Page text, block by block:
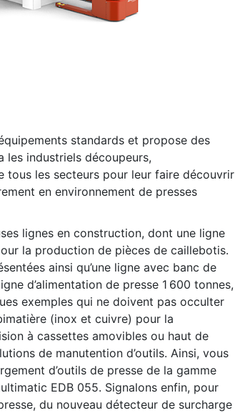
standards et propose des
les industriels découpeurs,
tous les secteurs pour leur faire découvrir
en environnement de presses
lignes en construction, dont une ligne
la production de pièces de caillebotis.
ainsi qu’une ligne avec banc de
d’alimentation de presse 1 600 tonnes,
exemples qui ne doivent pas occulter
(inox et cuivre) pour la
à cassettes amovibles ou haut de
de manutention d’outils. Ainsi, vous
d’outils de presse de la gamme
EDB 055. Signalons enfin, pour
du nouveau détecteur de surcharge